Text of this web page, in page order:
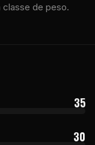
classe de peso.
35
30